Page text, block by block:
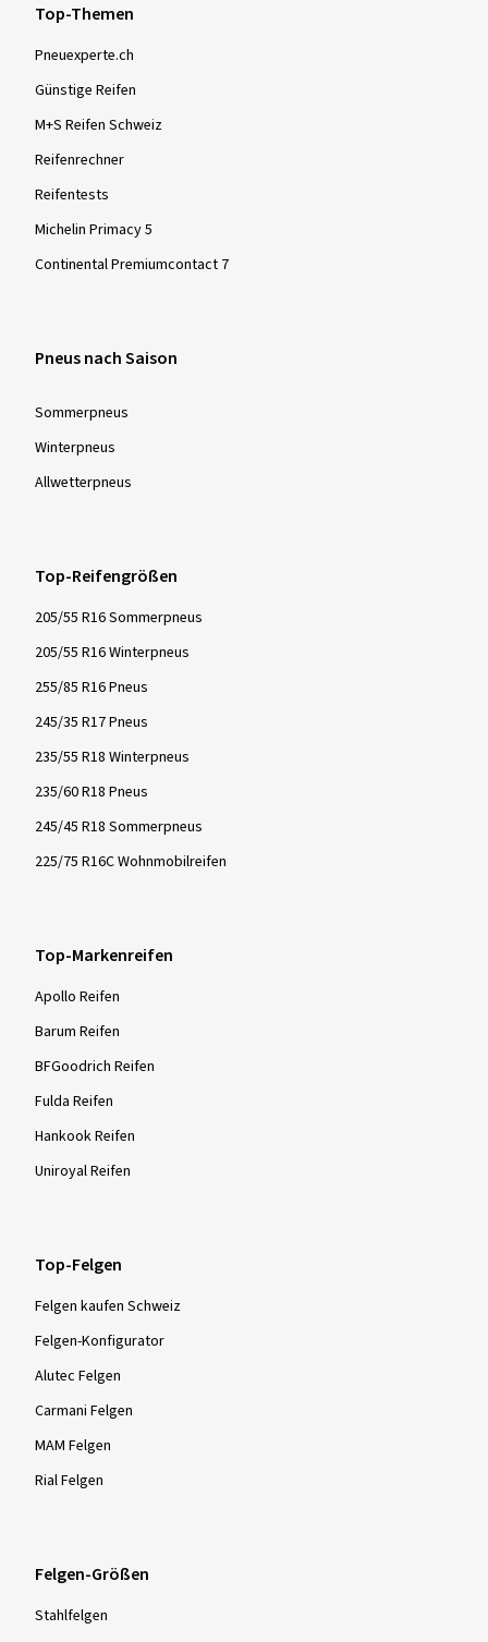
Top-Themen
Pneuexperte.ch
Günstige Reifen
M+S Reifen Schweiz
Reifenrechner
Reifentests
Michelin Primacy 5
Continental Premiumcontact 7
Pneus nach Saison
Sommer­pneus
Winter­pneus
Allwetter­pneus
Top-Reifengrößen
205/55 R16 Sommerpneus
205/55 R16 Winterpneus
255/85 R16 Pneus
245/35 R17 Pneus
235/55 R18 Winterpneus
235/60 R18 Pneus
245/45 R18 Sommerpneus
225/75 R16C Wohnmobilreifen
Top-Markenreifen
Apollo Reifen
Barum Reifen
BFGoodrich Reifen
Fulda Reifen
Hankook Reifen
Uniroyal Reifen
Top-Felgen
Felgen kaufen Schweiz
Felgen-Konfigurator
Alutec Felgen
Carmani Felgen
MAM Felgen
Rial Felgen
Felgen-Größen
Stahlfelgen